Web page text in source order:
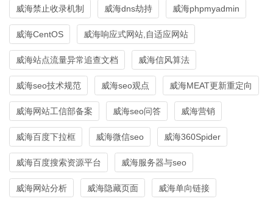
威海禁止收录机制 威海dns劫持 威海phpmyadmin
威海CentOS 威海响应式网站,自适应网站
威海站点流量异常追查文档 威海信风算法
威海seo技术规范 威海seo观点 威海MEAT更新重定向
威海网站工信部备案 威海seo问答 威海营销
威海百度下拉框 威海微信seo 威海360Spider
威海百度搜索资源平台 威海服务器与seo
威海网站分析 威海隐藏页面 威海单向链接